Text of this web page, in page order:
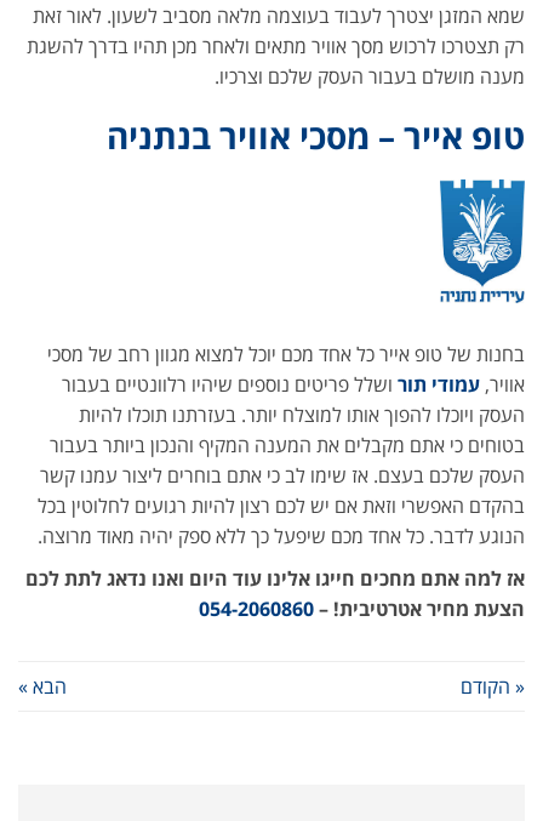
שמא המזגן יצטרך לעבוד בעוצמה מלאה מסביב לשעון. לאור זאת
רק תצטרכו לרכוש מסך אוויר מתאים ולאחר מכן תהיו בדרך להשגת
מענה מושלם בעבור העסק שלכם וצרכיו.
טופ אייר – מסכי אוויר בנתניה
בחנות של טופ אייר כל אחד מכם יוכל למצוא מגוון רחב של מסכי
אוויר, עמודי תור ושלל פריטים נוספים שיהיו רלוונטיים בעבור
העסק ויוכלו להפוך אותו למוצלח יותר. בעזרתנו תוכלו להיות
בטוחים כי אתם מקבלים את המענה המקיף והנכון ביותר בעבור
העסק שלכם בעצם. אז שימו לב כי אתם בוחרים ליצור עמנו קשר
בהקדם האפשרי וזאת אם יש לכם רצון להיות רגועים לחלוטין בכל
הנוגע לדבר. כל אחד מכם שיפעל כך ללא ספק יהיה מאוד מרוצה.
אז למה אתם מחכים חייגו אלינו עוד היום ואנו נדאג לתת לכם
הצעת מחיר אטרטיבית! –054-2060860
« הקודם הבא »